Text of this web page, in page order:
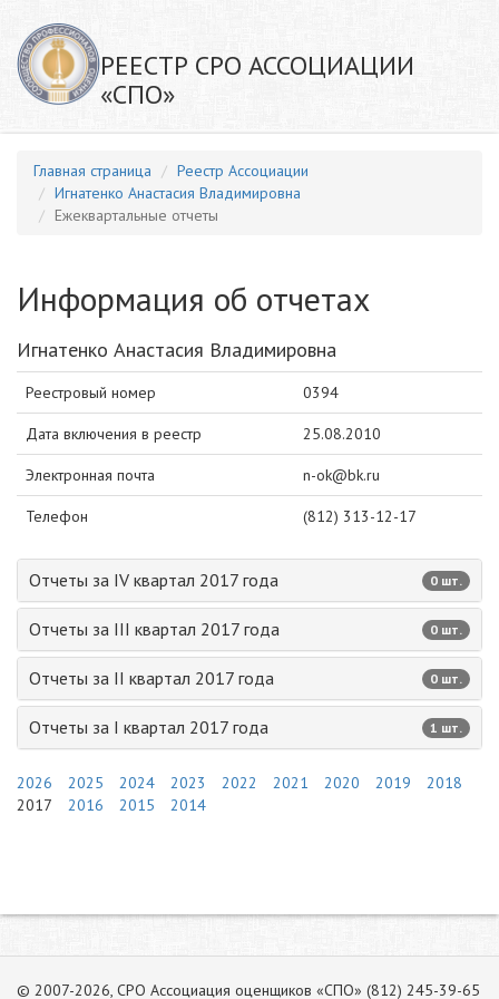
РЕЕСТР СРО АССОЦИАЦИИ
«СПО»
Главная страница
Реестр Ассоциации
Игнатенко Анастасия Владимировна
Ежеквартальные отчеты
Информация об отчетах
Игнатенко Анастасия Владимировна
Реестровый номер 0394
Дата включения в реестр 25.08.2010
Электронная почта n-ok@bk.ru
Телефон (812) 313-12-17
Отчеты за IV квартал 2017 года 0 шт.
Отчеты за III квартал 2017 года 0 шт.
Отчеты за II квартал 2017 года 0 шт.
Отчеты за I квартал 2017 года 1 шт.
2026 2025 2024 2023 2022 2021 2020 2019
2018
2017
2016 2015 2014
© 2007-2026, СРО Ассоциация оценщиков «СПО» (812) 245-39-65